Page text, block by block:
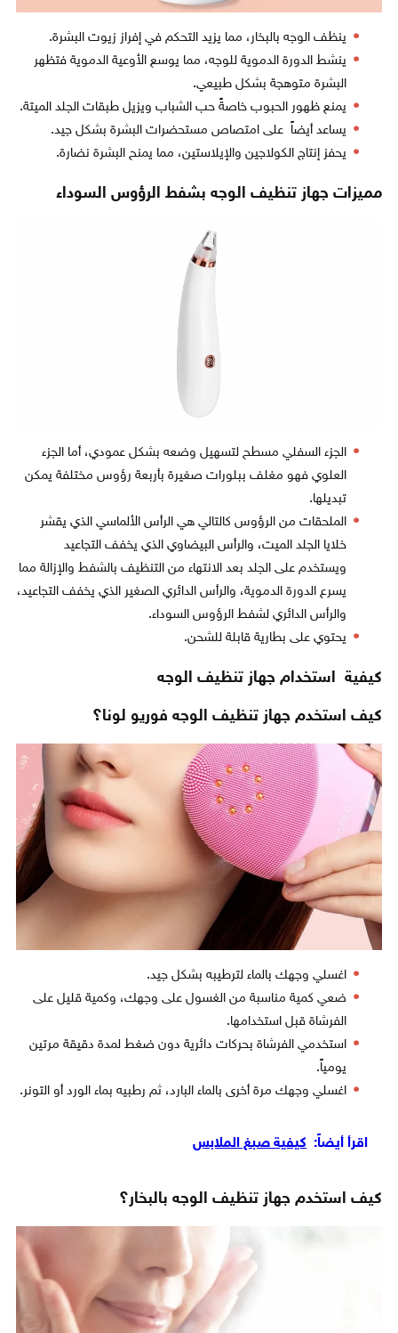
ينظف الوجه بالبخار، مما يزيد التحكم في إفراز زيوت البشرة.
ينشط الدورة الدموية للوجه، مما يوسع الأوعية الدموية فتظهر
البشرة متوهجة بشكل طبيعي.
يمنع ظهور الحبوب خاصةً حب الشباب ويزيل طبقات الجلد الميتة.
يساعد أيضاً على امتصاص مستحضرات البشرة بشكل جيد.
يحفز إنتاج الكولاجين والإيلاستين، مما يمنح البشرة نضارة.
مميزات جهاز تنظيف الوجه بشفط الرؤوس السوداء
الجزء السفلي مسطح لتسهيل وضعه بشكل عمودي، أما الجزء
العلوي فهو مغلف ببلورات صغيرة بأربعة رؤوس مختلفة يمكن
تبديلها.
الملحقات من الرؤوس كالتالي هي الرأس الألماسي الذي يقشر
خلايا الجلد الميت، والرأس البيضاوي الذي يخفف التجاعيد
ويستخدم على الجلد بعد الانتهاء من التنظيف بالشفط والإزالة مما
يسرع الدورة الدموية، والرأس الدائري الصغير الذي يخفف التجاعيد،
والرأس الدائري لشفط الرؤوس السوداء.
يحتوي على بطارية قابلة للشحن.
كيفية استخدام جهاز تنظيف الوجه
كيف استخدم جهاز تنظيف الوجه فوريو لونا؟
اغسلي وجهك بالماء لترطيبه بشكل جيد.
ضعي كمية مناسبة من الغسول على وجهك، وكمية قليل على
الفرشاة قبل استخدامها.
استخدمي الفرشاة بحركات دائرية دون ضغط لمدة دقيقة مرتين
يومياً.
اغسلي وجهك مرة أخرى بالماء البارد، ثم رطبيه بماء الورد أو التونر.
اقرأ أيضاً: كيفية صبغ الملابس
كيف استخدم جهاز تنظيف الوجه بالبخار؟